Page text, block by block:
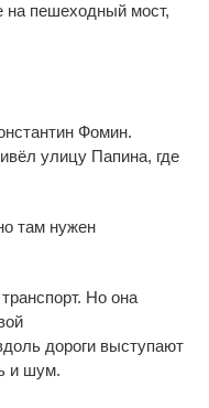
на пешеходный мост,
Фомин.
улицу Папина, где
там нужен
Но она
дороги выступают
и шум.